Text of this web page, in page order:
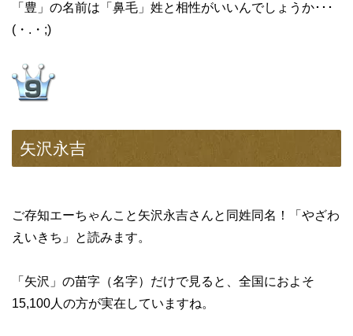
「豊」の名前は「鼻毛」姓と相性がいいんでしょうか･･･
(・.・;)
矢沢永吉
ご存知エーちゃんこと矢沢永吉さんと同姓同名！「やざわ
えいきち」と読みます。
「矢沢」の苗字（名字）だけで見ると、全国におよそ
15,100人の方が実在していますね。